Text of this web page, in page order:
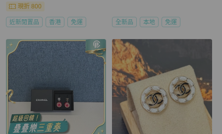
現折 800
近新閒置品 香港 免運 全新品 本地 免運